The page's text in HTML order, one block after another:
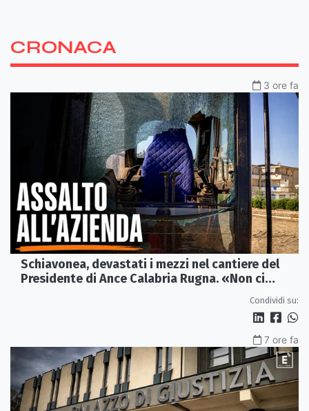
CRONACA
3 ore fa
Schiavonea, devastati i mezzi nel cantiere del
Presidente di Ance Calabria Rugna. «Non ci
Condividi su:
7 ore fa